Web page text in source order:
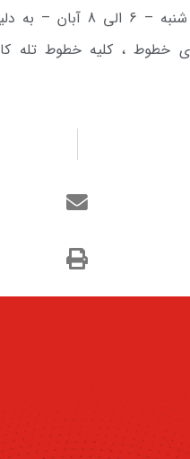
شنبه تا سه شنبه – 6
خطوط ، کلیه خطوط تله